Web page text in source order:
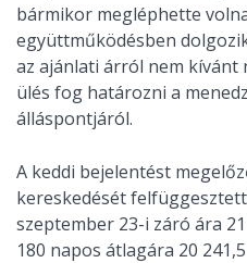
bármikor megléphette
együttműködésben
az ajánlati árról nem kívánt
ülés fog határozni a
álláspontjáról.
A keddi bejelentést
kereskedését
szeptember 23-i záró ára
180 napos átlagára 20